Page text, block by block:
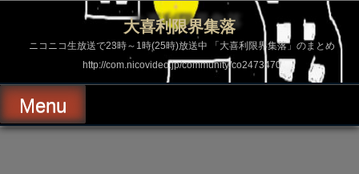
ス
ッ
プ
大喜利限界集落
ニコニコ生放送で23時～1時(25時)放送中 「大喜利限界集落」のまとめ
http://com.nicovideo.jp/community/co2473470
Menu